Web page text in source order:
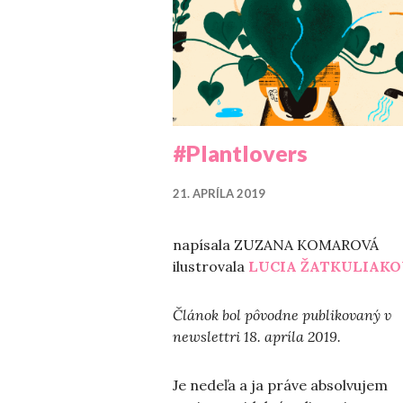
#Plantlovers
21. APRÍLA 2019
napísala ZUZANA KOMAROVÁ
ilustrovala LUCIA
Článok bol pôvodne publikovaný v
newslettri 18. apríla 2019.
Je nedeľa a ja práve absolvujem